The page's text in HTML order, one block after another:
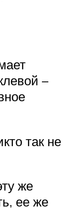
–
так не
же
ее же